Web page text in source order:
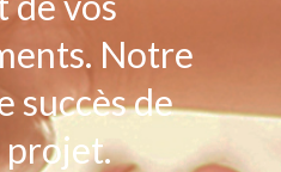
Notre
succès de